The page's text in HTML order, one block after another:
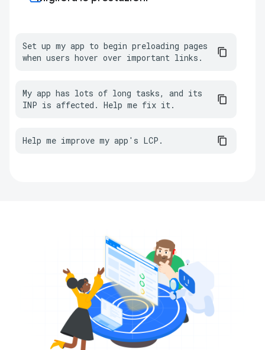
Set up my app to begin preloading pages
when users hover over important links.
My app has lots of long tasks, and its
INP is affected. Help me fix it.
Help me improve my app's LCP.